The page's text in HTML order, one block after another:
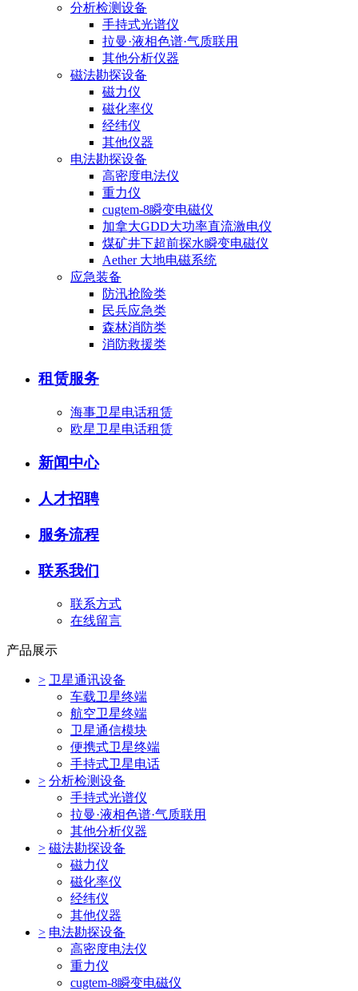
分析检测设备
手持式光谱仪
拉曼·液相色谱·气质联用
其他分析仪器
磁法勘探设备
磁力仪
磁化率仪
经纬仪
其他仪器
电法勘探设备
高密度电法仪
重力仪
cugtem-8瞬变电磁仪
加拿大GDD大功率直流激电仪
煤矿井下超前探水瞬变电磁仪
Aether 大地电磁系统
应急装备
防汛抢险类
民兵应急类
森林消防类
消防救援类
租赁服务
海事卫星电话租赁
欧星卫星电话租赁
新闻中心
人才招聘
服务流程
联系我们
联系方式
在线留言
产品展示
> 卫星通讯设备
车载卫星终端
航空卫星终端
卫星通信模块
便携式卫星终端
手持式卫星电话
> 分析检测设备
手持式光谱仪
拉曼·液相色谱·气质联用
其他分析仪器
> 磁法勘探设备
磁力仪
磁化率仪
经纬仪
其他仪器
> 电法勘探设备
高密度电法仪
重力仪
cugtem-8瞬变电磁仪